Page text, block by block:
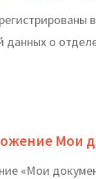
о
Мои
«Мои